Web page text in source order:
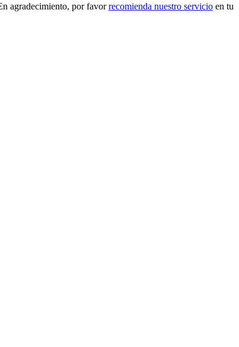
agradecimiento, por favorrecomienda nuestro servicio en tu